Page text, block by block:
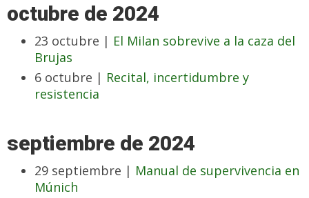
octubre de 2024
23 octubre | El Milan sobrevive a la caza del
Brujas
6 octubre | Recital, incertidumbre y
resistencia
septiembre de 2024
29 septiembre | Manual de supervivencia en
Múnich